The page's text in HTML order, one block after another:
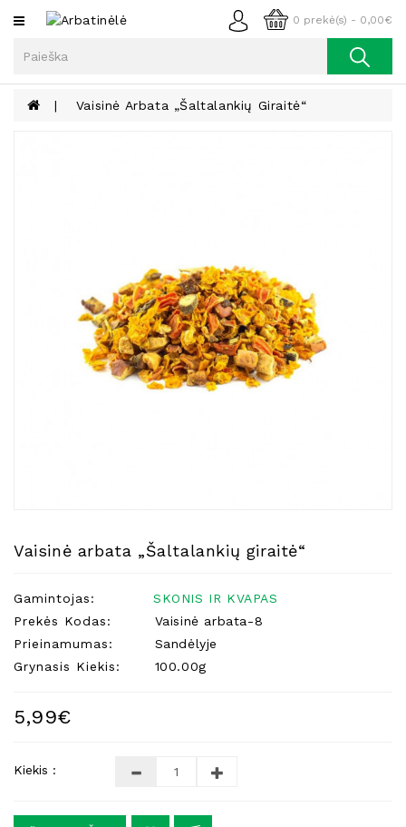
0 prekė(s) - 0,00€
Kategorijos
Kava
Higienos
Priemonės
Kūdikiams
Indai
Dovanos
Vaisinė Arbata „Šaltalankių Giraitė“
Vaisinė arbata „Šaltalankių giraitė“
Gamintojas:
SKONIS IR KVAPAS
Prekės Kodas:
Vaisinė arbata-8
Prieinamumas:
Sandėlyje
Grynasis Kiekis:
100.00g
5,99€
Kiekis :